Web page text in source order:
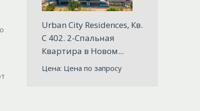
Urban City Residences, Кв.
C 402. 2-Спальная
Квартира в Новом...
Цена: Цена по запросу